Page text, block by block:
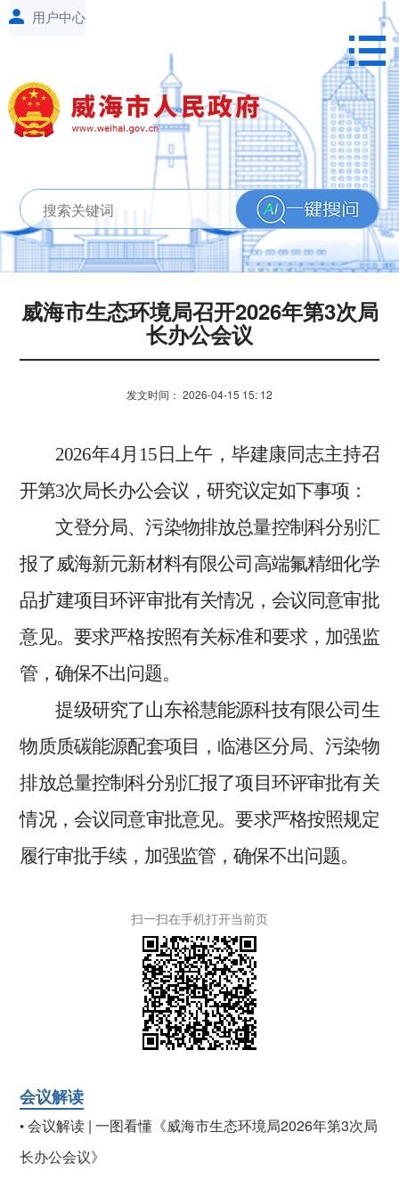
威海市生态环境局召开2026年第3次局
长办公会议
发文时间： 2026-04-15 15: 12
2026年4月 15日上午，毕建康同志主持召
开第3次局长办公会议，研究议定如下事项：
文登分局、污染物排放总量控制科分别汇
报了威海新元新材料有限公司高端氟精细化学
品扩建项目环评审批有关情况，会议同意审批
意见。要求严格按照有关标准和要求，加强监
管，确保不出问题。
提级研究了山东裕慧能源科技有限公司生
物质质碳能源配套项目，临港区分局、污染物
排放总量控制科分别汇报了项目环评审批有关
情况，会议同意审批意见。要求严格按照规定
履行审批手续，加强监管，确保不出问题。
扫一扫在手机打开当前页
会议解读
•会议解读 | 一图看懂《威海市生态环境局2026年第3次局
长办公会议》